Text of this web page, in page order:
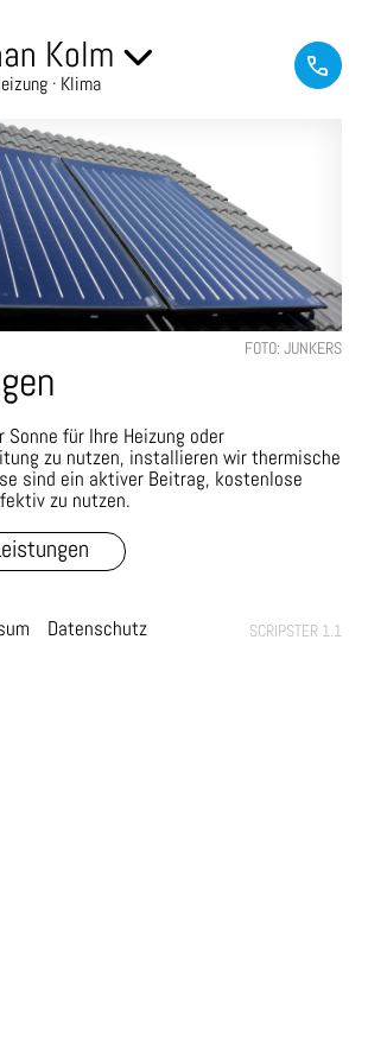
Kolm
· Klima
FOTO: JUNKERS
Sonne für Ihre Heizung oder
zu nutzen, installieren wir thermische
sind ein aktiver Beitrag, kostenlose
zu nutzen.
Datenschutz SCRIPSTER 1.1